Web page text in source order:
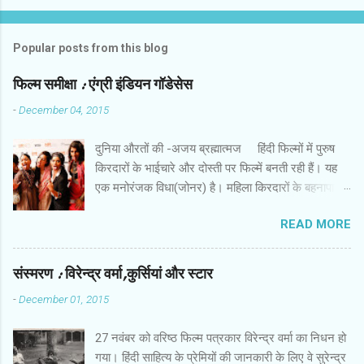
Popular posts from this blog
फिल्‍म समीक्षा : एंग्री इंडियन गॉडेसेस
-December 04, 2015
दुनिया औरतों की -अजय ब्रह्मात्‍मज हिंदी फिल्‍मों में पुरुष
किरदारों के भाईचारे और दोस्‍ती पर फिल्‍में बनती रही हैं। यह
एक मनोरंजक विधा(जोनर) है। महिला किरदारों के बहनापा
की फिल्‍म ‘ एंग्री इंडियन गॉडेसेस ’ एक अच्‍छी कोशिश है। इस
फिल्‍म में सात महिला किरदार हैं। उनकी पृष्‍ठभूमि अलग और
विरोधी तक हैं। कॉलेज में कभी साथ रहीं लड़कियां गोवा में
एकत्रित होती हैं। उनमें से एक की शादी होने वाली है। बाकी
लड़कियों में से कुछ की शादी हो चुकी है और कुछ अभी तक
उनके इस मिलन में उनकी जिंदगी के खालीपन,शिकायतों और
READ MORE
संस्‍मरण : विरेन्‍द्र वर्मा,कुर्सियां और स्‍टार
-December 01, 2015
27 नवंबर को वरिष्‍ठ फिल्‍म पत्रकार विरेन्‍द्र वर्मा का निधन हो
गया। हिंदी साहित्‍य के प्रेमियों की जानकारी के लिए वे सुरेन्‍द्र